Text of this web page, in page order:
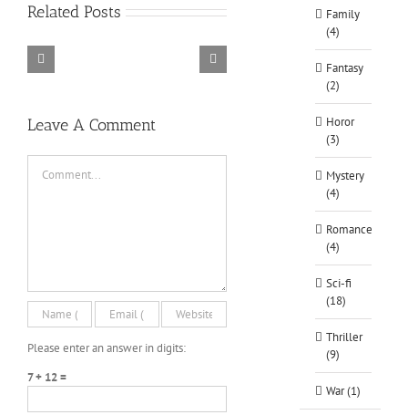
Related Posts
Six
No
Macro
Descenders
Bikeout-
Leave A Comment
Please enter an answer in digits:
7 + 12 =
Family
(4)
Fantasy
(2)
Horor
(3)
Mystery
(4)
Romance
(4)
Sci-fi
(18)
Thriller
(9)
War (1)